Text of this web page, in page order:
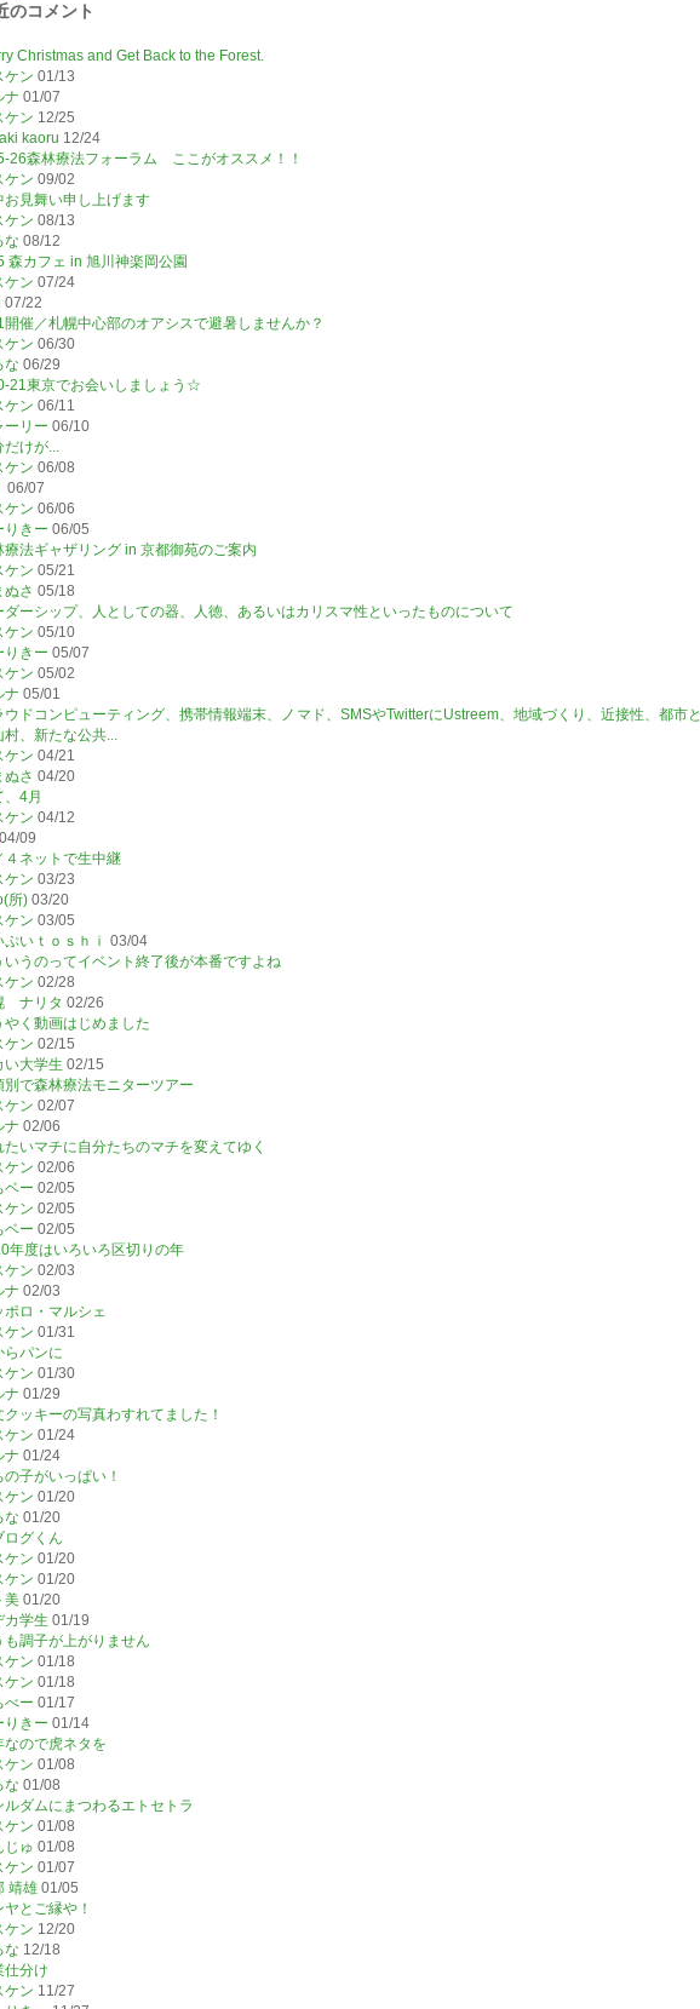
のコメント
Christmas and Get Back to the Forest.
ケン 01/13
ナ 01/07
ケン 12/25
kaoru 12/24
26森林療法フォーラム ここがオススメ！！
ケン 09/02
お見舞い申し上げます
ケン 08/13
な 08/12
森カフェ in 旭川神楽岡公園
ケン 07/24
07/22
開催／札幌中心部のオアシスで避暑しませんか？
ケン 06/30
な 06/29
21東京でお会いしましょう☆
ケン 06/11
ーリー 06/10
だけが...
ケン 06/08
06/07
ケン 06/06
りきー 06/05
療法ギャザリング in 京都御苑のご案内
ケン 05/21
ぬさ 05/18
ダーシップ、人としての器、人徳、あるいはカリスマ性といったものについて
ケン 05/10
りきー 05/07
ケン 05/02
ナ 05/01
ウドコンピューティング、携帯情報端末、ノマド、SMSやTwitterにUstreem、地域づくり、近接性、都市と
村、新たな公共...
ケン 04/21
ぬさ 04/20
、4月
ケン 04/12
04/09
４ネットで生中継
ケン 03/23
所) 03/20
ケン 03/05
ぷいｔｏｓｈｉ 03/04
いうのってイベント終了後が本番ですよね
ケン 02/28
ナリタ 02/26
やく動画はじめました
ケン 02/15
い大学生 02/15
別で森林療法モニターツアー
ケン 02/07
ナ 02/06
たいマチに自分たちのマチを変えてゆく
ケン 02/06
ベー 02/05
ケン 02/05
ベー 02/05
年度はいろいろ区切りの年
ケン 02/03
ナ 02/03
ポロ・マルシェ
ケン 01/31
らパンに
ケン 01/30
ナ 01/29
クッキーの写真わすれてました！
ケン 01/24
ナ 01/24
の子がいっぱい！
ケン 01/20
な 01/20
ログくん
ケン 01/20
ケン 01/20
美 01/20
カ学生 01/19
も調子が上がりません
ケン 01/18
ケン 01/18
べー 01/17
りきー 01/14
なので虎ネタを
ケン 01/08
な 01/08
ルダムにまつわるエトセトラ
ケン 01/08
じゅ 01/08
ケン 01/07
靖雄 01/05
ヤとご縁や！
ケン 12/20
な 12/18
仕分け
ケン 11/27